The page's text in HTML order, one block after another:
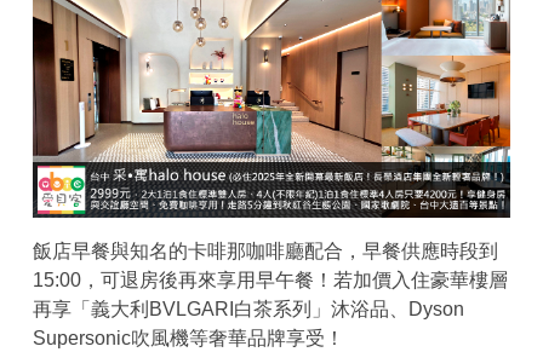
飯店早餐與知名的卡啡那咖啡廳配合，早餐供應時段到
15:00，可退房後再來享用早午餐！若加價入住豪華樓層
再享「義大利BVLGARI白茶系列」沐浴品、Dyson
Supersonic吹風機等奢華品牌享受！